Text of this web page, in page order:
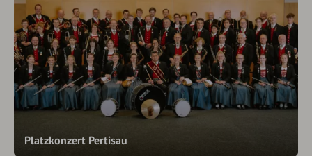
Platzkonzert Pertisau